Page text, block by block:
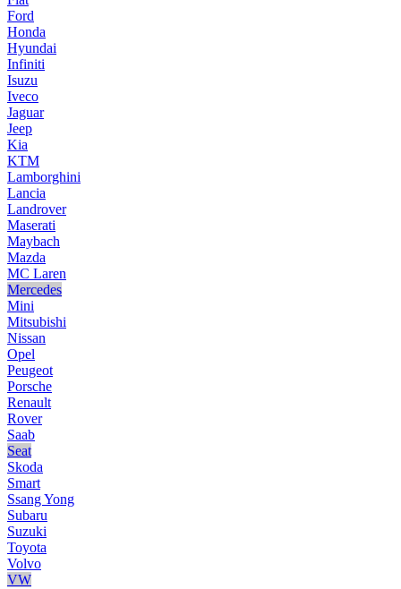
Ford
Honda
Hyundai
Infiniti
Isuzu
Iveco
Jaguar
Jeep
Kia
KTM
Lamborghini
Lancia
Landrover
Maserati
Maybach
Mazda
MC Laren
Mercedes
Mini
Mitsubishi
Nissan
Opel
Peugeot
Porsche
Renault
Rover
Saab
Seat
Skoda
Smart
Ssang Yong
Subaru
Suzuki
Toyota
Volvo
VW